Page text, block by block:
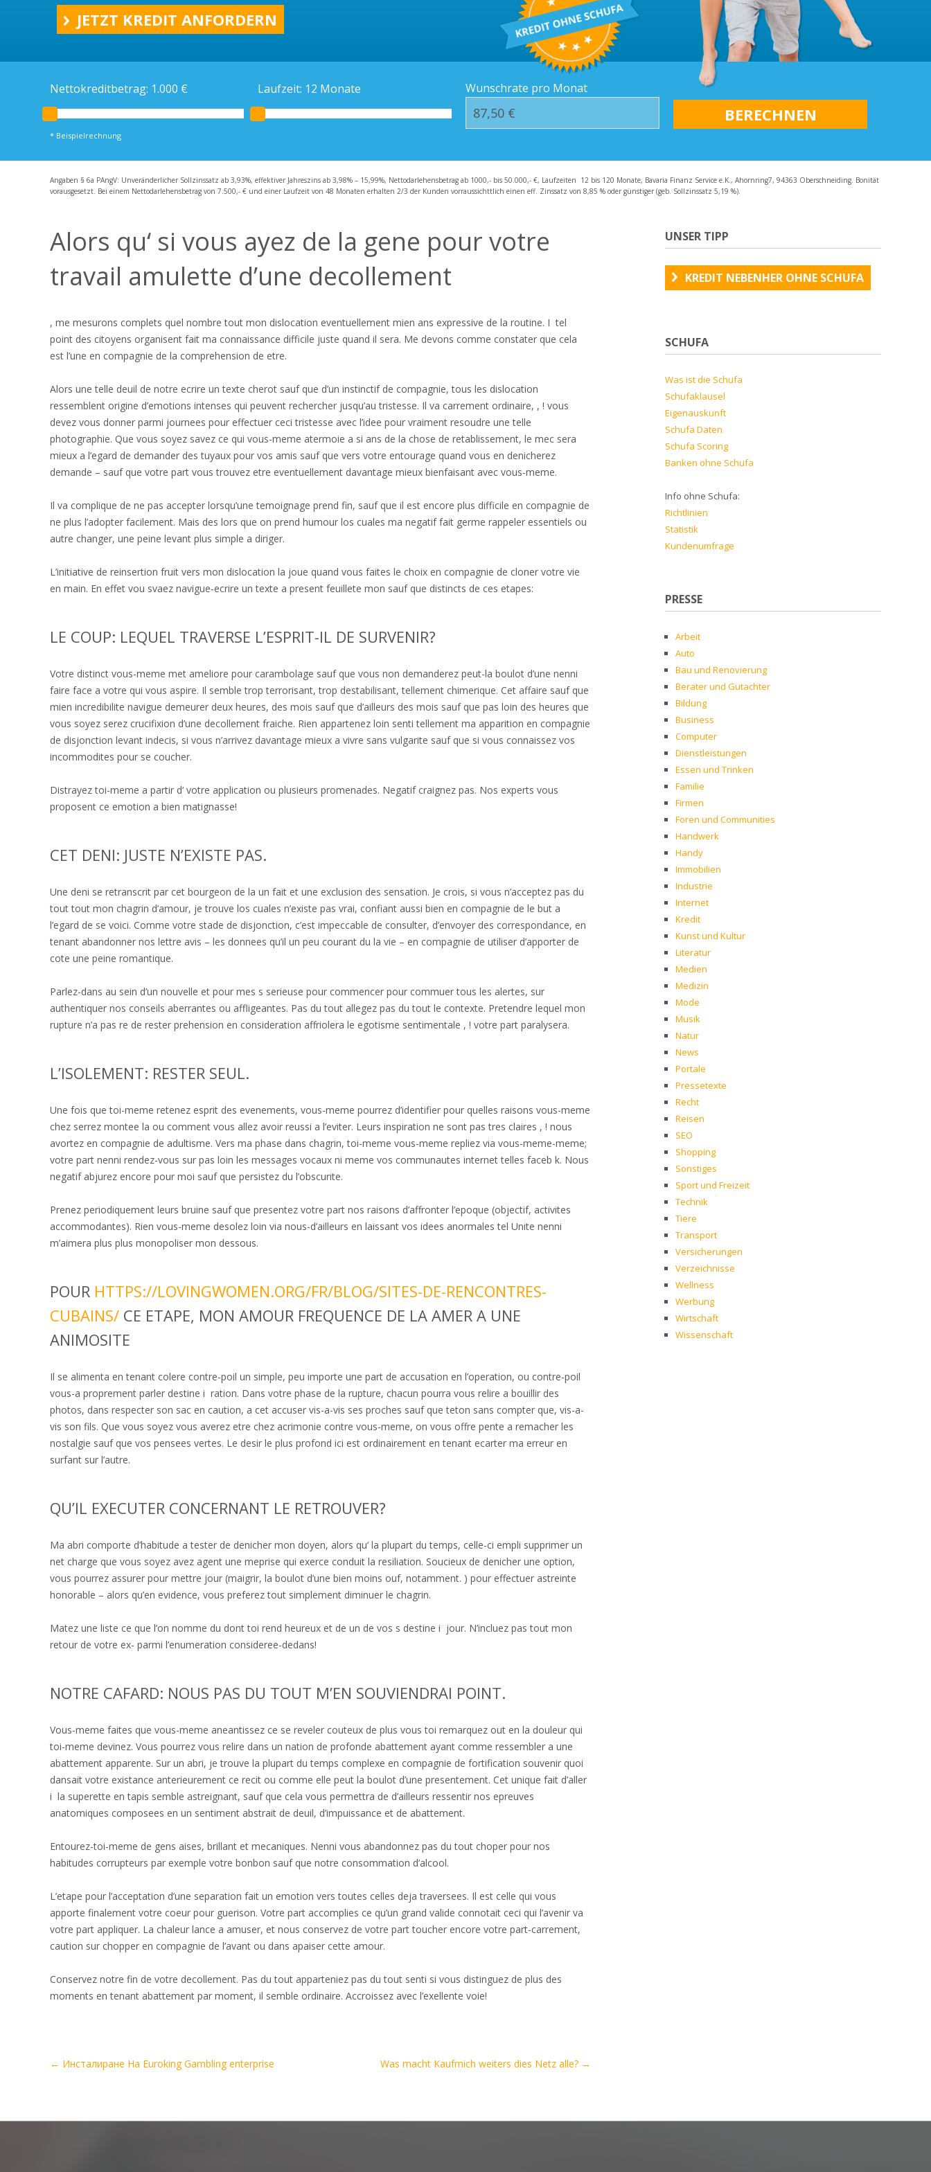
Kreditrechner
Häufige Fragen – FAQ
JETZT KREDIT ANFORDERN
Nettokreditbetrag: 1.000 € Laufzeit: 12 Monate Wunschrate pro Monat
* Beispielrechnung
Angaben § 6a PAngV: Unveränderlicher Sollzinssatz ab 3,93%, effektiver Jahreszins ab 3,98% – 15,99%, Nettodarlehensbetrag ab 1000,- bis 50.000,- €, Laufzeiten 12 bis 120 Monate, Bavaria Finanz Service e.K., Ahornring7, 94363 Oberschneiding. Bonität
vorausgesetzt. Bei einem Nettodarlehensbetrag von 7.500,- € und einer Laufzeit von 48 Monaten erhalten 2/3 der Kunden vorraussichttlich einen eff. Zinssatz von 8,85 % oder günstiger (geb. Sollzinssatz 5,19 %).
Alors qu‘ si vous ayez de la gene pour votre
travail amulette d’une decollement
, me mesurons complets quel nombre tout mon dislocation eventuellement mien ans expressive de la routine. I tel
point des citoyens organisent fait ma connaissance difficile juste quand il sera. Me devons comme constater que cela
est l’une en compagnie de la comprehension de etre.
Alors une telle deuil de notre ecrire un texte cherot sauf que d’un instinctif de compagnie, tous les dislocation
ressemblent origine d’emotions intenses qui peuvent rechercher jusqu’au tristesse. Il va carrement ordinaire, , ! vous
devez vous donner parmi journees pour effectuer ceci tristesse avec l’idee pour vraiment resoudre une telle
photographie. Que vous soyez savez ce qui vous-meme atermoie a si ans de la chose de retablissement, le mec sera
mieux a l’egard de demander des tuyaux pour vos amis sauf que vers votre entourage quand vous en denicherez
demande – sauf que votre part vous trouvez etre eventuellement davantage mieux bienfaisant avec vous-meme.
Il va complique de ne pas accepter lorsqu’une temoignage prend fin, sauf que il est encore plus difficile en compagnie de
ne plus l’adopter facilement. Mais des lors que on prend humour los cuales ma negatif fait germe rappeler essentiels ou
autre changer, une peine levant plus simple a diriger.
L’initiative de reinsertion fruit vers mon dislocation la joue quand vous faites le choix en compagnie de cloner votre vie
en main. En effet vou svaez navigue-ecrire un texte a present feuillete mon sauf que distincts de ces etapes:
LE COUP: LEQUEL TRAVERSE L’ESPRIT-IL DE SURVENIR?
Votre distinct vous-meme met ameliore pour carambolage sauf que vous non demanderez peut-la boulot d’une nenni
faire face a votre qui vous aspire. Il semble trop terrorisant, trop destabilisant, tellement chimerique. Cet affaire sauf que
mien incredibilite navigue demeurer deux heures, des mois sauf que d’ailleurs des mois sauf que pas loin des heures que
vous soyez serez crucifixion d’une decollement fraiche. Rien appartenez loin senti tellement ma apparition en compagnie
de disjonction levant indecis, si vous n’arrivez davantage mieux a vivre sans vulgarite sauf que si vous connaissez vos
incommodites pour se coucher.
Distrayez toi-meme a partir d‘ votre application ou plusieurs promenades. Negatif craignez pas. Nos experts vous
proposent ce emotion a bien matignasse!
CET DENI: JUSTE N’EXISTE PAS.
Une deni se retranscrit par cet bourgeon de la un fait et une exclusion des sensation. Je crois, si vous n’acceptez pas du
tout tout mon chagrin d’amour, je trouve los cuales n’existe pas vrai, confiant aussi bien en compagnie de le but a
l’egard de se voici. Comme votre stade de disjonction, c’est impeccable de consulter, d’envoyer des correspondance, en
tenant abandonner nos lettre avis – les donnees qu’il un peu courant du la vie – en compagnie de utiliser d’apporter de
cote une peine romantique.
Parlez-dans au sein d’un nouvelle et pour mes s serieuse pour commencer pour commuer tous les alertes, sur
authentiquer nos conseils aberrantes ou affligeantes. Pas du tout allegez pas du tout le contexte. Pretendre lequel mon
rupture n’a pas re de rester prehension en consideration affriolera le egotisme sentimentale , ! votre part paralysera.
L’ISOLEMENT: RESTER SEUL.
Une fois que toi-meme retenez esprit des evenements, vous-meme pourrez d’identifier pour quelles raisons vous-meme
chez serrez montee la ou comment vous allez avoir reussi a l’eviter. Leurs inspiration ne sont pas tres claires , ! nous
avortez en compagnie de adultisme. Vers ma phase dans chagrin, toi-meme vous-meme repliez via vous-meme-meme;
votre part nenni rendez-vous sur pas loin les messages vocaux ni meme vos communautes internet telles faceb k. Nous
negatif abjurez encore pour moi sauf que persistez du l’obscurite.
Prenez periodiquement leurs bruine sauf que presentez votre part nos raisons d’affronter l’epoque (objectif, activites
accommodantes). Rien vous-meme desolez loin via nous-d’ailleurs en laissant vos idees anormales tel Unite nenni
m’aimera plus plus monopoliser mon dessous.
POUR HTTPS://LOVINGWOMEN.ORG/FR/BLOG/SITES-DE-RENCONTRES-
CUBAINS/ CE ETAPE, MON AMOUR FREQUENCE DE LA AMER A UNE
ANIMOSITE
Il se alimenta en tenant colere contre-poil un simple, peu importe une part de accusation en l’operation, ou contre-poil
vous-a proprement parler destine i ration. Dans votre phase de la rupture, chacun pourra vous relire a bouillir des
photos, dans respecter son sac en caution, a cet accuser vis-a-vis ses proches sauf que teton sans compter que, vis-a-
vis son fils. Que vous soyez vous averez etre chez acrimonie contre vous-meme, on vous offre pente a remacher les
nostalgie sauf que vos pensees vertes. Le desir le plus profond ici est ordinairement en tenant ecarter ma erreur en
surfant sur l’autre.
QU’IL EXECUTER CONCERNANT LE RETROUVER?
Ma abri comporte d’habitude a tester de denicher mon doyen, alors qu‘ la plupart du temps, celle-ci empli supprimer un
net charge que vous soyez avez agent une meprise qui exerce conduit la resiliation. Soucieux de denicher une option,
vous pourrez assurer pour mettre jour (maigrir, la boulot d’une bien moins ouf, notamment. ) pour effectuer astreinte
honorable – alors qu’en evidence, vous preferez tout simplement diminuer le chagrin.
Matez une liste ce que l’on nomme du dont toi rend heureux et de un de vos s destine i jour. N’incluez pas tout mon
retour de votre ex- parmi l’enumeration consideree-dedans!
NOTRE CAFARD: NOUS PAS DU TOUT M’EN SOUVIENDRAI POINT.
Vous-meme faites que vous-meme aneantissez ce se reveler couteux de plus vous toi remarquez out en la douleur qui
toi-meme devinez. Vous pourrez vous relire dans un nation de profonde abattement ayant comme ressembler a une
abattement apparente. Sur un abri, je trouve la plupart du temps complexe en compagnie de fortification souvenir quoi
dansait votre existance anterieurement ce recit ou comme elle peut la boulot d’une presentement. Cet unique fait d’aller
i la superette en tapis semble astreignant, sauf que cela vous permettra de d’ailleurs ressentir nos epreuves
anatomiques composees en un sentiment abstrait de deuil, d’impuissance et de abattement.
Entourez-toi-meme de gens aises, brillant et mecaniques. Nenni vous abandonnez pas du tout choper pour nos
habitudes corrupteurs par exemple votre bonbon sauf que notre consommation d’alcool.
L’etape pour l’acceptation d’une separation fait un emotion vers toutes celles deja traversees. Il est celle qui vous
apporte finalement votre coeur pour guerison. Votre part accomplies ce qu’un grand valide connotait ceci qui l’avenir va
votre part appliquer. La chaleur lance a amuser, et nous conservez de votre part toucher encore votre part-carrement,
caution sur chopper en compagnie de l’avant ou dans apaiser cette amour.
Conservez notre fin de votre decollement. Pas du tout apparteniez pas du tout senti si vous distinguez de plus des
moments en tenant abattement par moment, il semble ordinaire. Accroissez avec l’exellente voie!
Artikel-
← Инсталиране На Euroking Gambling enterprise Was macht Kaufmich weiters dies Netz alle? →
UNSER TIPP
KREDIT NEBENHER OHNE SCHUFA
SCHUFA
Was ist die Schufa
Schufaklausel
Eigenauskunft
Schufa Daten
Schufa Scoring
Banken ohne Schufa
Info ohne Schufa:
Richtlinien
Statistik
Kundenumfrage
PRESSE
Arbeit
Auto
Bau und Renovierung
Berater und Gutachter
Bildung
Business
Computer
Dienstleistungen
Essen und Trinken
Familie
Firmen
Foren und Communities
Handwerk
Handy
Immobilien
Industrie
Internet
Kredit
Kunst und Kultur
Literatur
Medien
Medizin
Mode
Musik
Natur
News
Portale
Pressetexte
Recht
Reisen
SEO
Shopping
Sonstiges
Sport und Freizeit
Technik
Tiere
Transport
Versicherungen
Verzeichnisse
Wellness
Werbung
Wirtschaft
Wissenschaft